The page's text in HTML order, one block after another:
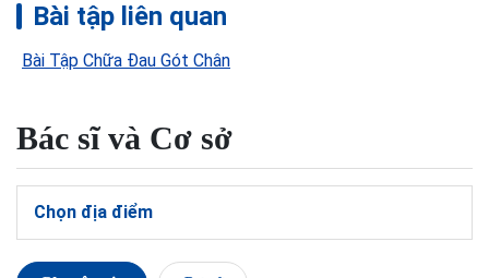
Bài tập liên quan
Bài Tập Chữa Đau Gót Chân
Bác sĩ và Cơ sở
Chọn địa điểm